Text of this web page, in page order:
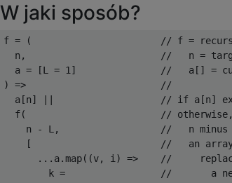
W jaki sposób?
f = (
// f =
  n
,
//   n =
  a
= [L = 1 ]
//   a[] =
)
=>
//
  a
[n]
// if a[n]
  f
(
//
    n
- L ,
//   n minus
[
//   an
... a.map((v, i ) =>
//
        k
=
//       a